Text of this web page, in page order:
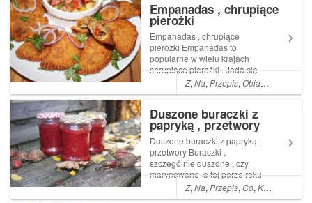
More ... Artykuł Placki z
kapusty pekińskiej , pomysł
na obiad pochod...
Empanadas , chrupiące
pierożki
Empanadas , chrupiące
pierożki Empanadas to
popularne w wielu krajach
chrupiące pierożki . Jada się
je między innymi w
Argentynie , Kubie, na
także Hiszpanii . Read More
... Artykuł Empanadas ,
chrupiące pierożki pochodzi z
serw...
Z,Na,Przepis,Obiad ,
Duszone buraczki z
papryką , przetwory
Duszone buraczki z papryką ,
przetwory Buraczki ,
szczególnie duszone , czy
marynowane o tej porze roku
to prawdziwy kulinarny hit .
Zawsze staram się zatrzymać
Z,Na,Przepis,Co,Kolacja